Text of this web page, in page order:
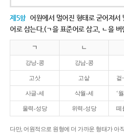
제5항 어원에서 멀어진 형태로 굳어져서
어로 삼는다.(ㄱ을 표준어로 삼고, ㄴ을 버
ㄱ ㄴ
강낭-콩 강남-콩
고삿 고샅 겉
사글-세 삭월-세 ‘
울력-성당 위력-성당 떼
다만, 어원적으로 원형에 더 가까운 형태가 아